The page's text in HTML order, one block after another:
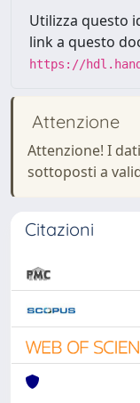
Utilizza questo
link a questo
https://
Attenzione
Attenzione! I
sottoposti a
Citazioni